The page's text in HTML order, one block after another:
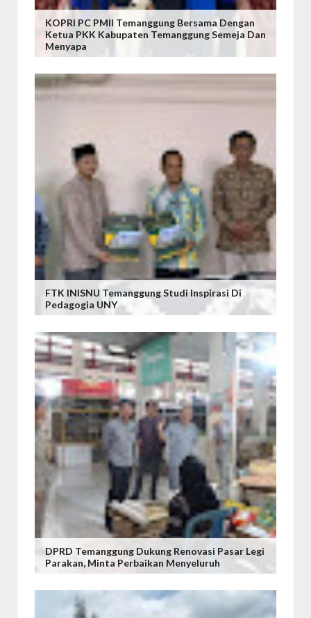
KOPRI PC PMII Temanggung Bersama Dengan
Ketua PKK Kabupaten Temanggung Semeja Dan
Menyapa
FTK INISNU Temanggung Studi Inspirasi Di
Pedagogia UNY
DPRD Temanggung Dukung Renovasi Pasar Legi
Parakan, Minta Perbaikan Menyeluruh